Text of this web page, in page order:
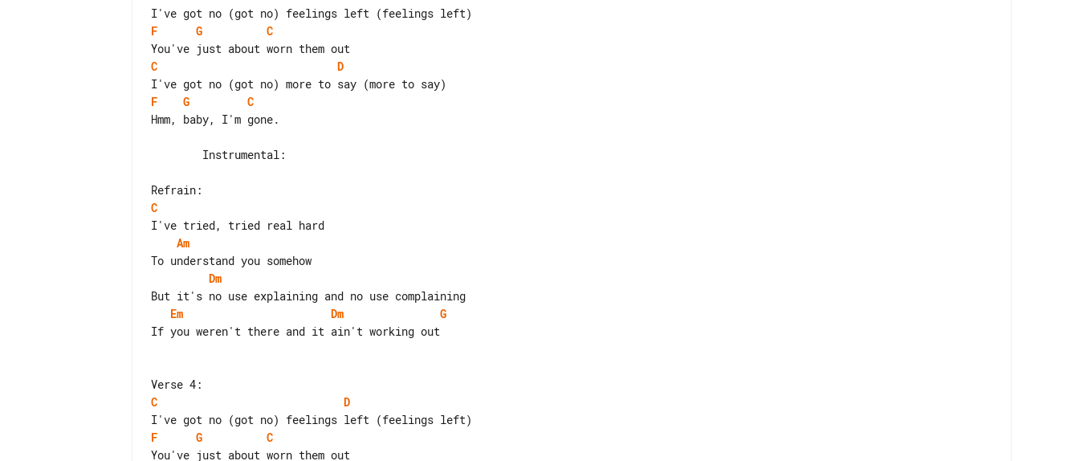
F
G
C
C
D
F
G
C
Hmm, baby, I'm gone.
C
Am
Dm
Em
Dm
G
If you weren't there and it ain't working out
C
D
F
G
C